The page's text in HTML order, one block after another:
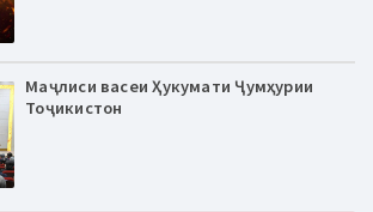
Маҷлиси васеи Ҳукумати Ҷумҳурии
Тоҷикистон